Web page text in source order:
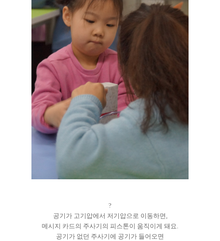
?
공기가 고기압에서 저기압으로 이동하면,
메시지 카드의 주사기의 피스톤이 움직이게 돼요.
공기가 없던 주사기에 공기가 들어오면